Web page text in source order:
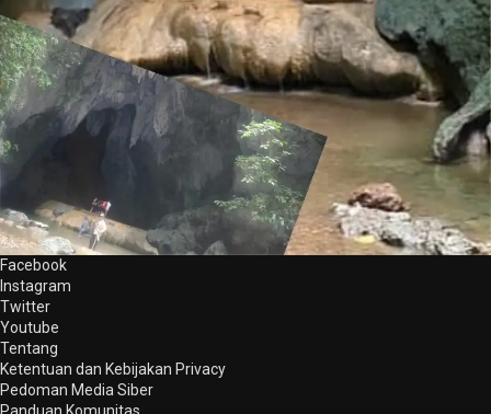
Facebook
Instagram
Twitter
Youtube
Tentang
Ketentuan dan Kebijakan Privacy
Pedoman Media Siber
Panduan Komunitas